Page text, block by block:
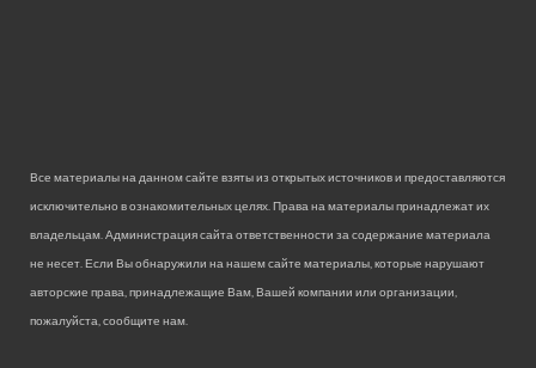
Все материалы на данном сайте взяты из открытых источников и предоставляются
исключительно в ознакомительных целях. Права на материалы принадлежат их
владельцам. Администрация сайта ответственности за содержание материала
не несет. Если Вы обнаружили на нашем сайте материалы, которые нарушают
авторские права, принадлежащие Вам, Вашей компании или организации,
пожалуйста, сообщите нам.